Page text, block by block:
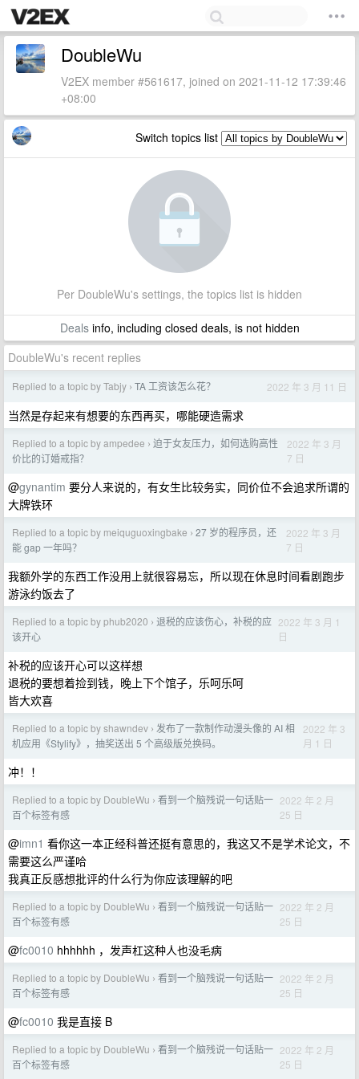
DoubleWu
V2EX member #561617, joined on 2021-11-12 17:39:46
+08:00
Switch topics list
Per DoubleWu's settings, the topics list is hidden
Dealsinfo, including closed deals, is not hidden
DoubleWu's recent replies
Replied to a topic by Tabjy › TA 工资该怎么花？ 2022 年 3 月 11 日
当然是存起来有想要的东西再买，哪能硬造需求
Replied to a topic by ampedee › 迫于女友压力，如何选购高性
价比的订婚戒指？
2022 年 3 月
7 日
@gynantim 要分人来说的，有女生比较务实，同价位不会追求所谓的
大牌铁环
Replied to a topic by meiquguoxingbake › 27 岁的程序员，还
能 gap 一年吗？
2022 年 3 月
7 日
我额外学的东西工作没用上就很容易忘，所以现在休息时间看剧跑步
游泳约饭去了
Replied to a topic by phub2020 › 退税的应该伤心，补税的应
该开心
2022 年 3 月 1
日
补税的应该开心可以这样想
退税的要想着捡到钱，晚上下个馆子，乐呵乐呵
皆大欢喜
Replied to a topic by shawndev › 发布了一款制作动漫头像的 AI 相
机应用《Stylify》，抽奖送出 5 个高级版兑换码。
2022 年 3
月 1 日
冲！！
Replied to a topic by DoubleWu › 看到一个脑残说一句话贴一
百个标签有感
2022 年 2 月
25 日
@imn1 看你这一本正经科普还挺有意思的，我这又不是学术论文，不
需要这么严谨哈
我真正反感想批评的什么行为你应该理解的吧
Replied to a topic by DoubleWu › 看到一个脑残说一句话贴一
百个标签有感
2022 年 2 月
25 日
@fc0010 hhhhhh ，发声杠这种人也没毛病
Replied to a topic by DoubleWu › 看到一个脑残说一句话贴一
百个标签有感
2022 年 2 月
25 日
@fc0010 我是直接 B
Replied to a topic by DoubleWu › 看到一个脑残说一句话贴一
百个标签有感
2022 年 2 月
25 日